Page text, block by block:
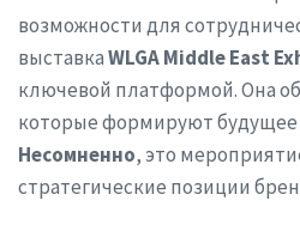
возможности для
выставкаWLGA Middle East
ключевой платформой. Она
которые формируют будущее
Несомненно, это
стратегические позиции